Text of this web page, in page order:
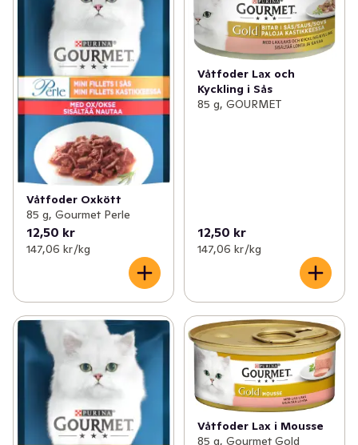
Våtfoder Oxkött
85 g, Gourmet Perle
12,50 kr
147,06 kr /kg
Våtfoder Lax och
Kyckling i Sås
85 g, GOURMET
12,50 kr
147,06 kr /kg
Våtfoder Lax i Mousse
85 g, Gourmet Gold